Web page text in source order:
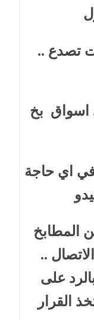
تصدع ..
اسواق بخ
اي حاجة
المطابخ
..
على
القرار